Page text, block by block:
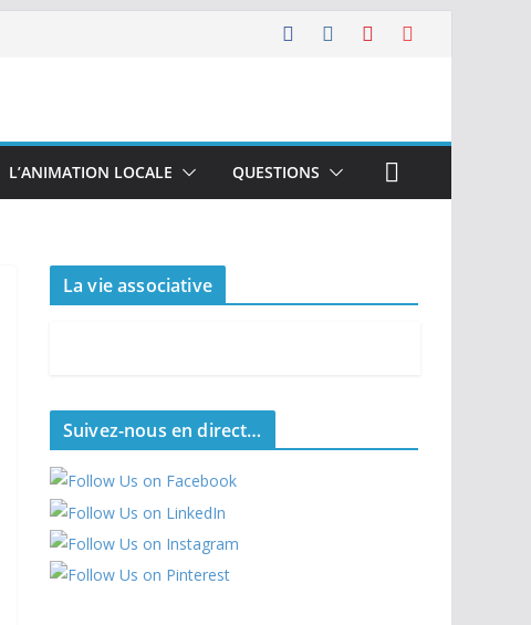
L’ANIMATION LOCALE QUESTIONS
La vie associative
Suivez-nous en direct…